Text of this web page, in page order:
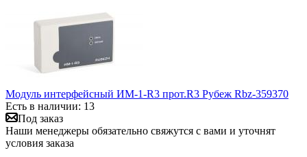
Модуль интерфейсный ИМ-1-R3 прот.R3 Рубеж Rbz-359370
Есть в наличии: 13
Под заказ
Наши менеджеры обязательно свяжутся с вами и уточнят
условия заказа